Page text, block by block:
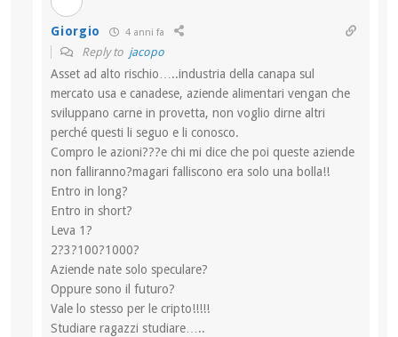
Giorgio 4 anni fa
Reply to jacopo
Asset ad alto rischio…..industria della canapa sul
mercato usa e canadese, aziende alimentari vengan che
sviluppano carne in provetta, non voglio dirne altri
perché questi li seguo e li conosco.
Compro le azioni???e chi mi dice che poi queste aziende
non falliranno?magari falliscono era solo una bolla!!
Entro in long?
Entro in short?
Leva 1?
2?3?100?1000?
Aziende nate solo speculare?
Oppure sono il futuro?
Vale lo stesso per le cripto!!!!!
Studiare ragazzi studiare…..